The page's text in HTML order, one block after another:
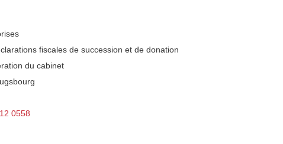
fiscales de succession et de donation
du cabinet
0558